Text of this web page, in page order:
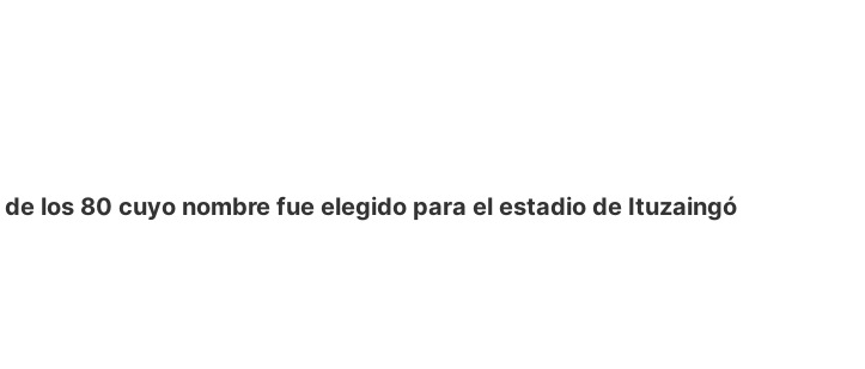
los 80 cuyo nombre fue elegido para el estadio de Ituzaingó